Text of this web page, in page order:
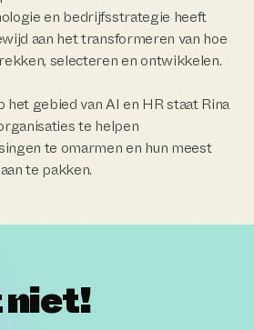
en bedrijfsstrategie heeft
aan het transformeren van hoe
selecteren en ontwikkelen.
gebied van AI en HR staat Rina
te helpen
te omarmen en hun meest
te pakken.
niet!